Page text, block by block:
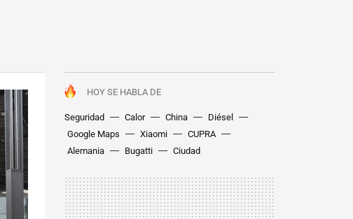
HOY SE HABLA DE
Seguridad Calor China
Diésel
Google Maps
Xiaomi
CUPRA
Alemania
Bugatti Ciudad